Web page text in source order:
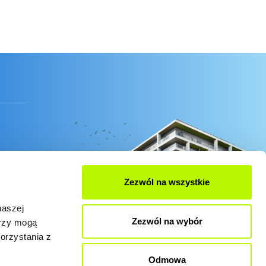
mogą
z
Zezwól na wszystkie
Zezwól na wybór
Odmowa